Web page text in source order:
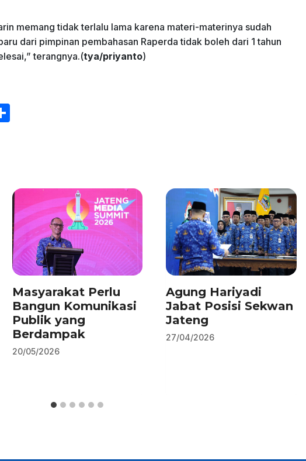
memang tidak terlalu lama karena materi-materinya sudah
dari pimpinan pembahasan Raperda tidak boleh dari 1 tahun
terangnya.(tya/priyanto)
Masyarakat Perlu
Bangun Komunikasi
Publik yang
Berdampak
20/05/2026
Agung Hariyadi
Jabat Posisi Sekwan
Jateng
27/04/2026